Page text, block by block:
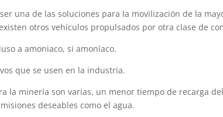
una de las soluciones para la movilización de la
otros vehículos propulsados por otra clase de
a amoniaco, si amoníaco.
que se usen en la industria.
la minería son varias, un menor tiempo de recarga
deseables como el agua.